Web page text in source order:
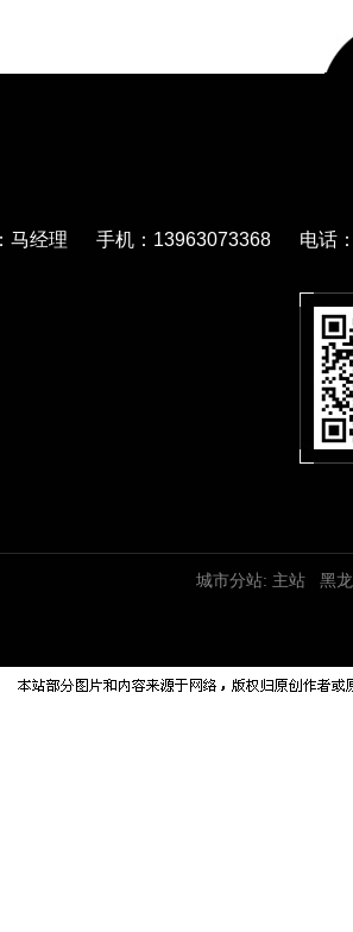
马经理 手机：13963073368 电话
城市分站: 主站 黑